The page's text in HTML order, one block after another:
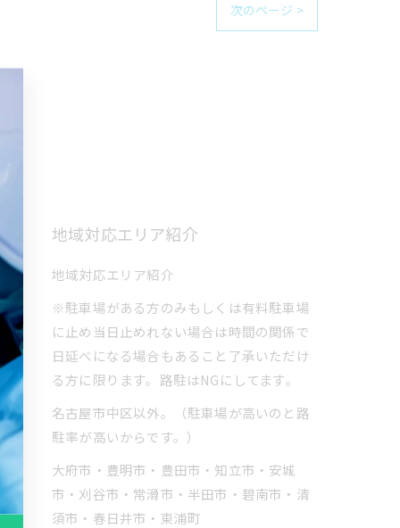
次のページ >
地域対応エリア紹介
地域対応エリア紹介
※駐車場がある方のみもしくは有料駐車場
に止め当日止めれない場合は時間の関係で
日延べになる場合もあること了承いただけ
る方に限ります。路駐はNGにしてます。
名古屋市中区以外。（駐車場が高いのと路
駐率が高いからです。）
大府市・豊明市・豊田市・知立市・安城
市・刈谷市・常滑市・半田市・碧南市・清
須市・春日井市・東浦町